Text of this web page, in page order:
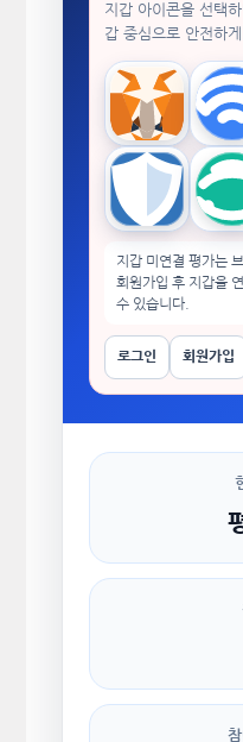
지갑 아이콘을 선택
갑 중심으로 안전하
MetaMask
Trust Wallet
지갑 미연결 평가는
회원가입 후 지갑을
수 있습니다.
로그인 회원가입